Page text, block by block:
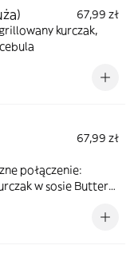
67,99 zł
kurczak,
67,99 zł
połączenie:
w sosie Butter
mozzarella, a całość